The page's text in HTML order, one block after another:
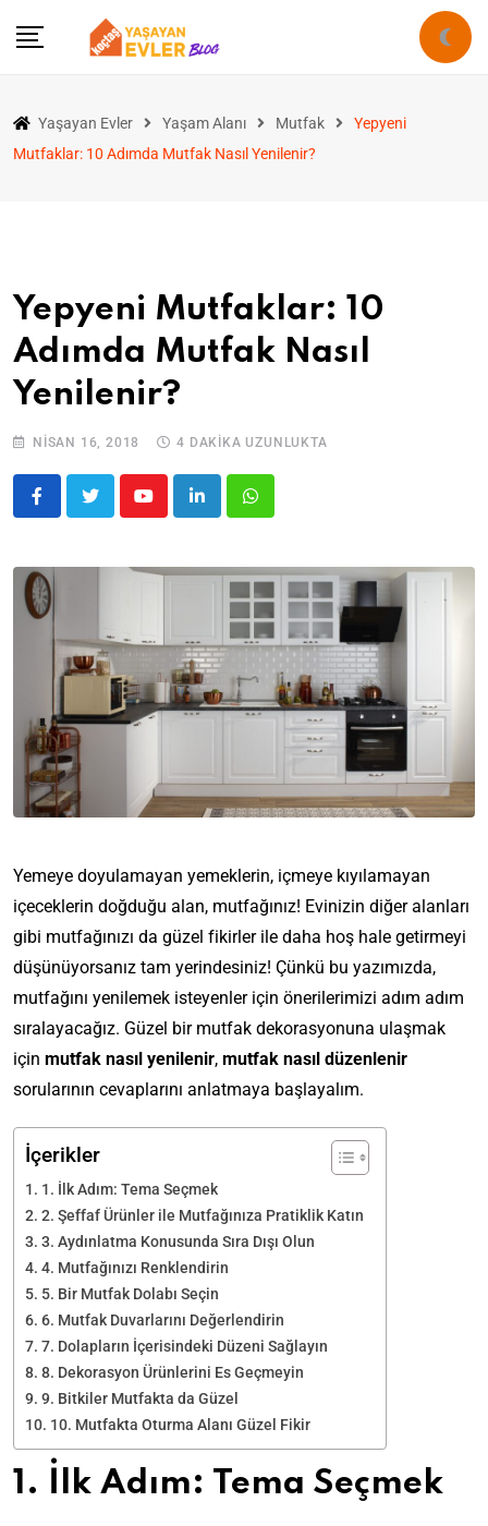
Yaşayan Evler Yaşam Alanı Mutfak
Yepyeni
Mutfaklar: 10 Adımda Mutfak Nasıl Yenilenir?
Yepyeni Mutfaklar: 10
Adımda Mutfak Nasıl
Yenilenir?
NISAN 16, 2018 4 DAKIKA UZUNLUKTA
Yemeye doyulamayan yemeklerin, içmeye kıyılamayan
içeceklerin doğduğu alan, mutfağınız! Evinizin diğer alanları
gibi mutfağınızı da güzel fikirler ile daha hoş hale getirmeyi
düşünüyorsanız tam yerindesiniz! Çünkü bu yazımızda,
mutfağını yenilemek isteyenler için önerilerimizi adım adım
sıralayacağız. Güzel bir mutfak dekorasyonuna ulaşmak
için mutfak nasıl yenilenir, mutfak nasıl düzenlenir
sorularının cevaplarını anlatmaya başlayalım.
İçerikler
1. İlk Adım: Tema Seçmek
2. Şeffaf Ürünler ile Mutfağınıza Pratiklik Katın
3. Aydınlatma Konusunda Sıra Dışı Olun
4. Mutfağınızı Renklendirin
5. Bir Mutfak Dolabı Seçin
6. Mutfak Duvarlarını Değerlendirin
7. Dolapların İçerisindeki Düzeni Sağlayın
8. Dekorasyon Ürünlerini Es Geçmeyin
9. Bitkiler Mutfakta da Güzel
10. Mutfakta Oturma Alanı Güzel Fikir
1. İlk Adım: Tema Seçmek